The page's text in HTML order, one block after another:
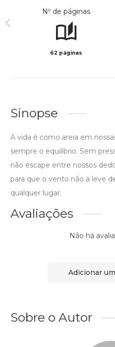
Nº de páginas
62 páginas
Sinopse
A vida é como areia em
sempre o equilíbrio. Sem
não escape entre nossos
para que o vento não a leve
qualquer lugar.
Avaliações
Não há
Adicionar
Sobre o Autor